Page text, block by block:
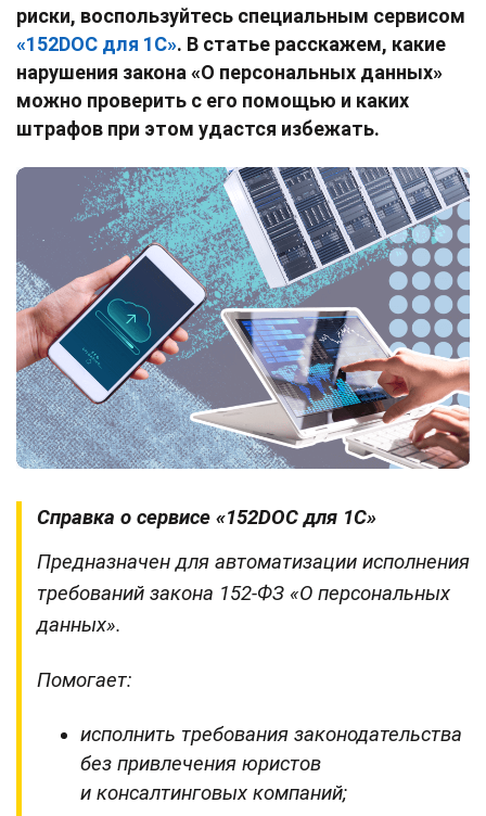
риски, воспользуйтесь специальным сервисом
«152DOC для 1С». В статье расскажем, какие
нарушения закона «О персональных данных»
можно проверить с его помощью и каких
штрафов при этом удастся избежать.
Справка о сервисе «152DOC для 1С»
Предназначен для автоматизации исполнения
требований закона 152-ФЗ «О персональных
данных».
Помогает:
исполнить требования законодательства
без привлечения юристов
и консалтинговых компаний;